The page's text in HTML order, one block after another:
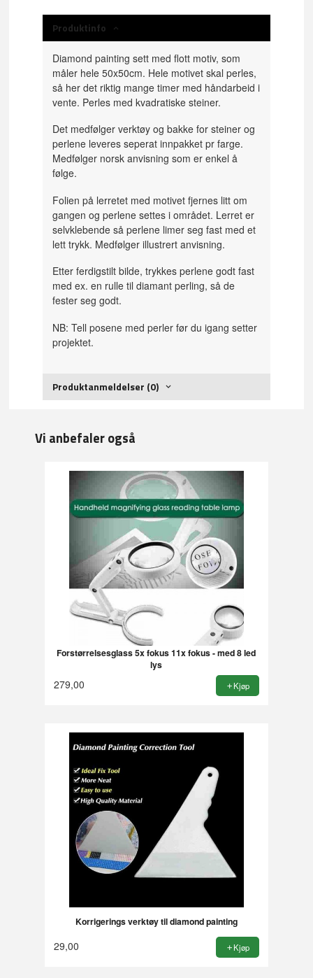
Produktinfo
Diamond painting sett med flott motiv, som
måler hele 50x50cm. Hele motivet skal perles,
så her det riktig mange timer med håndarbeid i
vente. Perles med kvadratiske steiner.
Det medfølger verktøy og bakke for steiner og
perlene leveres seperat innpakket pr farge.
Medfølger norsk anvisning som er enkel å
følge.
Folien på lerretet med motivet fjernes litt om
gangen og perlene settes i området. Lerret er
selvklebende så perlene limer seg fast med et
lett trykk. Medfølger illustrert anvisning.
Etter ferdigstilt bilde, trykkes perlene godt fast
med ex. en rulle til diamant perling, så de
fester seg godt.
NB: Tell posene med perler før du igang setter
projektet.
Produktanmeldelser (0)
Vi anbefaler også
Forstørrelsesglass 5x fokus 11x fokus - med 8 led
lys
279,00 Kjøp
Korrigerings verktøy til diamond painting
29,00 Kjøp